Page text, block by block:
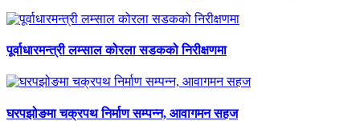
पूर्वाधारमन्त्री लम्साल कोरला सडकको निरीक्षणमा
घरपझोङमा चक्रपथ निर्माण सम्पन्न, आवागमन सहज